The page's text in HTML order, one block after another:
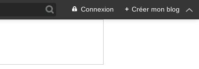
Connexion + Créer mon blog